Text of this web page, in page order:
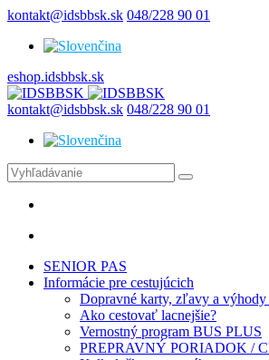
kontakt@idsbbsk.sk 048/228 90 01
eshop.idsbbsk.sk
kontakt@idsbbsk.sk 048/228 90 01
SENIOR PAS
Informácie pre cestujúcich
Dopravné karty, zľavy a
Ako cestovať lacnejšie?
Vernostný program BUS PLUS
PREPRAVNÝ PORIADOK /